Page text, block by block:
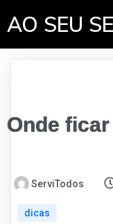
AO SEU
Onde
ServiTodos
dicas